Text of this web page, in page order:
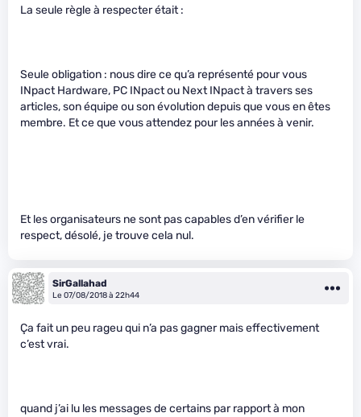
La seule règle à respecter était :
Seule obligation : nous dire ce qu’a représenté pour vous
INpact Hardware, PC INpact ou Next INpact à travers ses
articles, son équipe ou son évolution depuis que vous en êtes
membre. Et ce que vous attendez pour les années à venir.
Et les organisateurs ne sont pas capables d’en vérifier le
respect, désolé, je trouve cela nul.
SirGallahad
Le 07/08/2018 à 22h44
Ça fait un peu rageu qui n’a pas gagner mais effectivement
c’est vrai.
quand j’ai lu les messages de certains par rapport à mon